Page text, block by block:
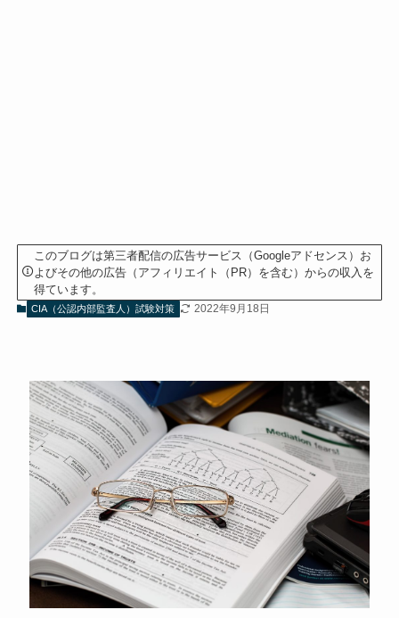
このブログは第三者配信の広告サービス（Googleアドセンス）お
よびその他の広告（アフィリエイト（PR）を含む）からの収入を
得ています。
CIA（公認内部監査人）試験対策 2022年9月18日